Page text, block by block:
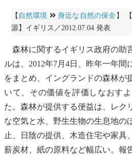
【 自然環境 身近な自然の保全 】
源】イギリス／2012.07.04 発表
森林に関するイギリス政府の助
ルは、2012年7月4日、昨年一年
をまとめ、イングランドの森林が
いて、その価値を評価しなおす
た。森林が提供する便益は、レク
な空気と水、野生生物の生息地の
止、日陰の提供、木造住宅や家具
薪炭材、紙の原料など幅広い。報